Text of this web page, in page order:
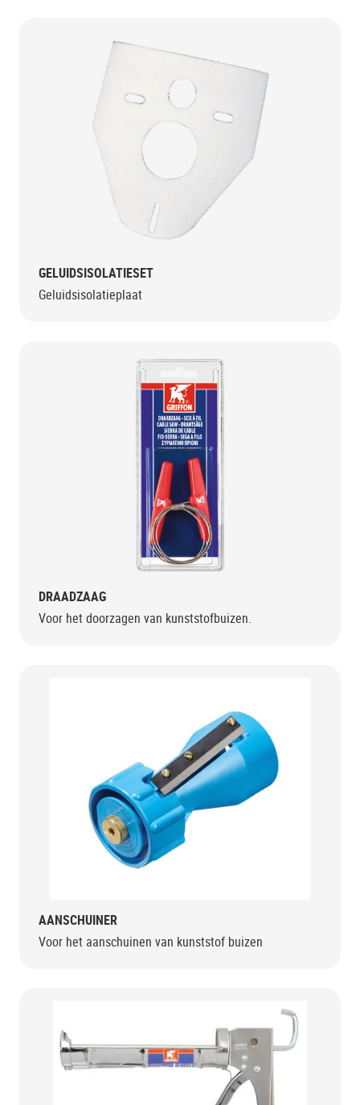
GELUIDSISOLATIESET
Geluidsisolatieplaat
DRAADZAAG
Voor het doorzagen van kunststofbuizen.
AANSCHUINER
Voor het aanschuinen van kunststof buizen